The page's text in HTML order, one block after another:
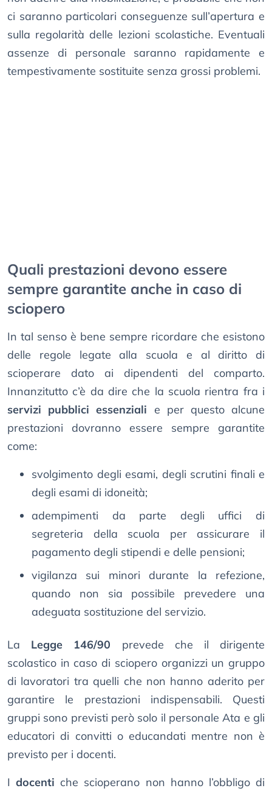
ci saranno particolari conseguenze sull’apertura e
sulla regolarità delle lezioni scolastiche. Eventuali
assenze di personale saranno rapidamente e
tempestivamente sostituite senza grossi problemi.
Quali prestazioni devono essere
sempre garantite anche in caso di
sciopero
In tal senso è bene sempre ricordare che esistono
delle regole legate alla scuola e al diritto di
scioperare dato ai dipendenti del comparto.
Innanzitutto c’è da dire che la scuola rientra fra i
servizi pubblici essenziali e per questo alcune
prestazioni dovranno essere sempre garantite
come:
svolgimento degli esami, degli scrutini finali e
degli esami di idoneità;
adempimenti da parte degli uffici di
segreteria della scuola per assicurare il
pagamento degli stipendi e delle pensioni;
vigilanza sui minori durante la refezione,
quando non sia possibile prevedere una
adeguata sostituzione del servizio.
La Legge 146/90 prevede che il dirigente
scolastico in caso di sciopero organizzi un gruppo
di lavoratori tra quelli che non hanno aderito per
garantire le prestazioni indispensabili. Questi
gruppi sono previsti però solo il personale Ata e gli
educatori di convitti o educandati mentre non è
previsto per i docenti.
Idocenti che scioperano non hanno l’obbligo di